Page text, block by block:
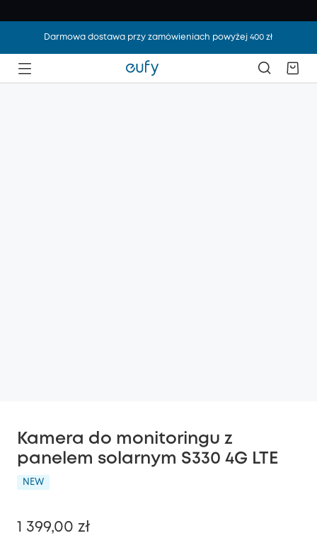
Darmowa dostawa przy zamówieniach powyżej 400 zł
Kamera do monitoringu z
panelem solarnym S330 4G LTE
NEW
1 399,00 zł